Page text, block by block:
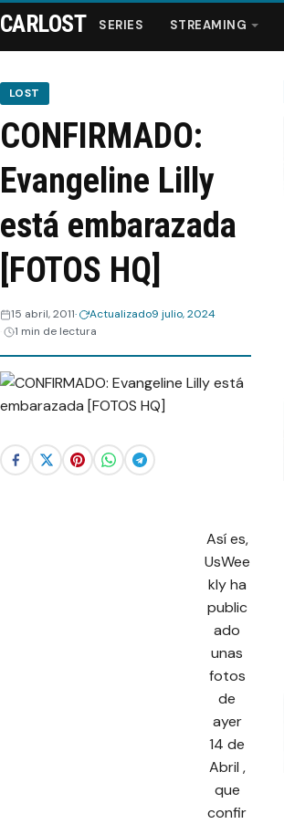
Series
Streaming
Recomendaciones
Webisodios
CARLOST SERIES STREAMING
LOST
CONFIRMADO:
Evangeline Lilly
está embarazada
[FOTOS HQ]
15 abril, 2011 Actualizado9 julio, 2024
1 min de lectura
Así es,
UsWee
kly ha
public
ado
unas
fotos
de
ayer
14 de
Abril ,
que
confir